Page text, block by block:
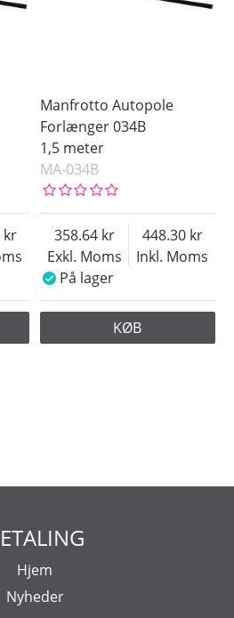
Manfrotto Autopole
Forlænger 034B
1,5 meter
MA-034B
Exkl. Moms
358.64
Inkl. Moms
448.30
På lager
KØB
Hjem
Nyheder